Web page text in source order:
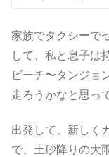
家族でタクシーで
して、私と息子は
ビーチ〜タンジョ
走ろうかなと思っ
出発して、新しく
で、土砂降りの大